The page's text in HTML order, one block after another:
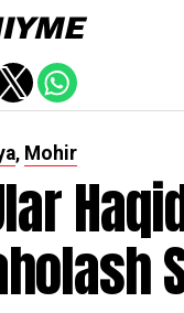
, Mohir